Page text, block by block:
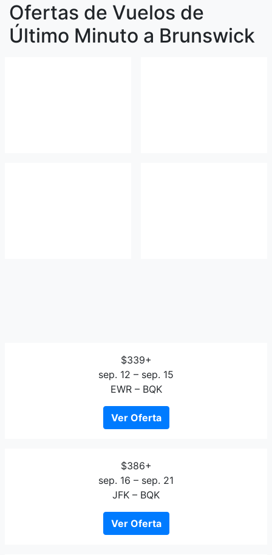
Ofertas de Vuelos de
Último Minuto a Brunswick
$339+
sep. 12 – sep. 15
EWR – BQK
Ver Oferta
$386+
sep. 16 – sep. 21
JFK – BQK
Ver Oferta